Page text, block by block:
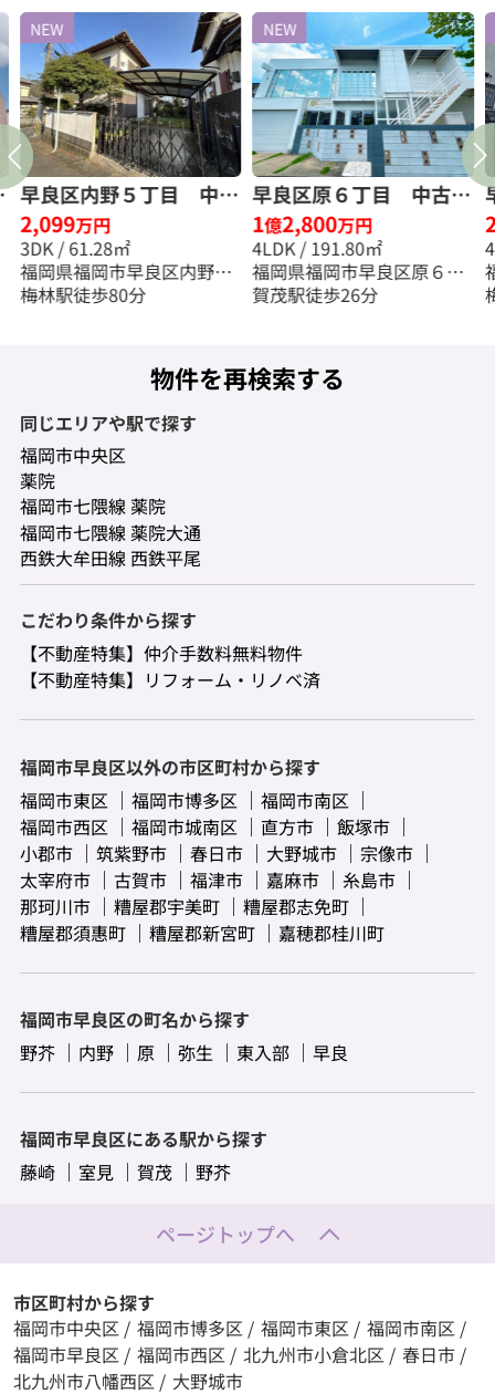
NEW
早良区内野５丁目 中古
一戸建☆仲介手数料無料
☆
2,099万円
3DK / 61.28㎡
福岡県福岡市早良区内野５
丁目
梅林駅徒歩80分
NEW
早良区原６丁目 中古一
戸建☆仲介手数料無料☆
1億2,800万円
4LDK / 191.80㎡
福岡県福岡市早良区原６丁
目
賀茂駅徒歩26分
物件を再検索する
同じエリアや駅で探す
福岡市中央区
薬院
福岡市七隈線 薬院
福岡市七隈線 薬院大通
西鉄大牟田線 西鉄平尾
こだわり条件から探す
【不動産特集】仲介手数料無料物件
【不動産特集】リフォーム・リノベ済
福岡市早良区以外の市区町村から探す
福岡市東区
福岡市博多区
福岡市南区
福岡市西区
福岡市城南区 直方市
飯塚市
小郡市
筑紫野市 春日市 大野城市
宗像市
太宰府市
古賀市 福津市 嘉麻市
糸島市
那珂川市
糟屋郡宇美町
糟屋郡志免町
糟屋郡須惠町
糟屋郡新宮町 嘉穂郡桂川町
福岡市早良区の町名から探す
野芥
内野 原 弥生 東入部 早良
福岡市早良区にある駅から探す
藤崎
室見 賀茂 野芥
ページトップへ
市区町村から探す
福岡市中央区 / 福岡市博多区 / 福岡市東区 / 福岡市南区 /
福岡市早良区 / 福岡市西区 / 北九州市小倉北区 / 春日市 /
北九州市八幡西区 / 大野城市